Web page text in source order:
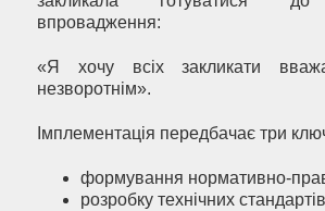
впровадження:
«Я хочу всіх закликати
незворотнім».
Імплементація передбачає три
формування нормативно-
розробку технічних